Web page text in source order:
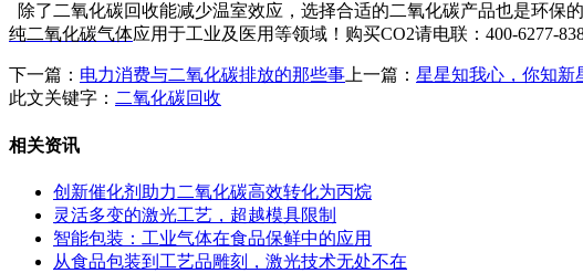
除了二氧化碳回收能减少温室效应，选择合适的二氧化碳产品也是环保
纯二氧化碳气体应用于工业及医用等领域！购买CO2请电联：400-6277-
下一篇： 电力消费与二氧化碳排放的那些事 上一篇： 星星知我心，你知新
此文关键字： 二氧化碳回收
相关资讯
创新催化剂助力二氧化碳高效转化为丙烷
灵活多变的激光工艺，超越模具限制
智能包装：工业气体在食品保鲜中的应用
从食品包装到工艺品雕刻，激光技术无处不在